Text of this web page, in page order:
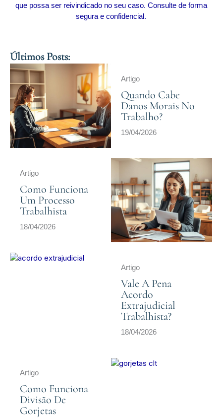
que possa ser reivindicado no seu caso. Consulte de forma
segura e confidencial.
Últimos Posts:
Artigo
Quando Cabe
Danos Morais No
Trabalho?
19/04/2026
Artigo
Como Funciona
Um Processo
Trabalhista
18/04/2026
Artigo
Vale A Pena
Acordo
Extrajudicial
Trabalhista?
18/04/2026
Artigo
Como Funciona
Divisão De
Gorjetas